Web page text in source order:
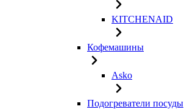
KITCHENAID
Кофемашины
Asko
Подогреватели посуды